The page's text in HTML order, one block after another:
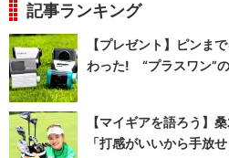
記事ランキング
【プレゼント】ピンま
わった! “プラスワン”
【マイギアを語ろう】
「打感がいいから手放せ